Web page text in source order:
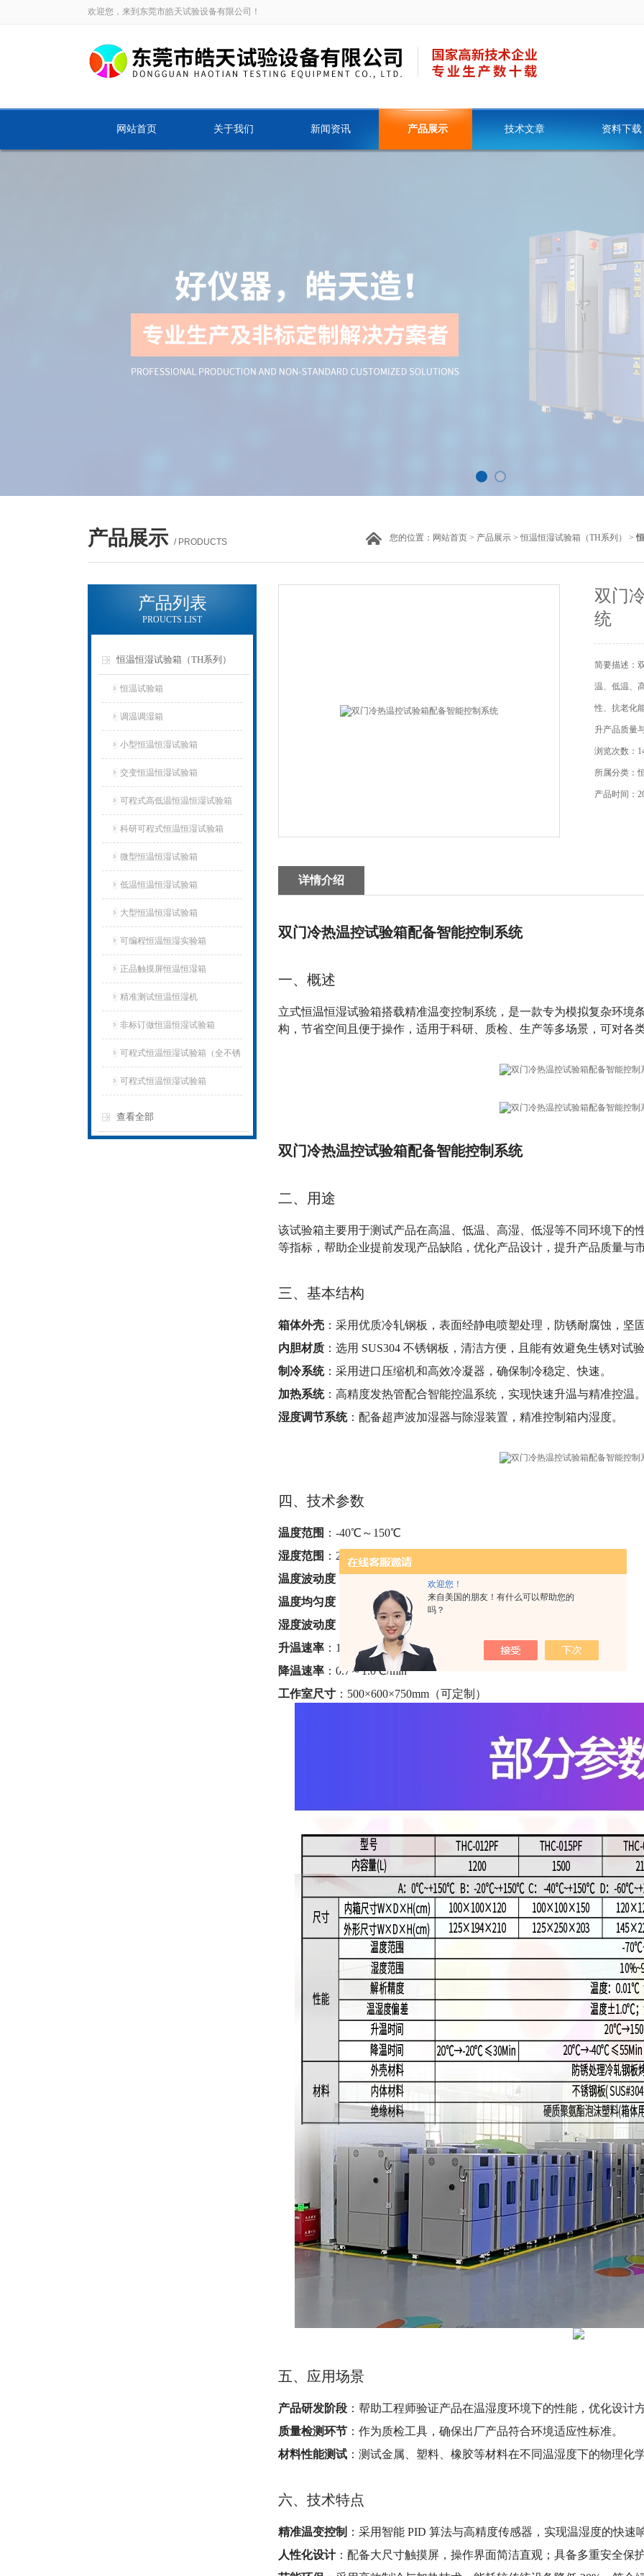
欢迎您！
来自美国的朋友！有什么可以帮助您的
吗？
欢迎您，来到东莞市皓天试验设备有限公司！
网站首页 关于我们 新闻资讯 产品展示 技术文章 资料下载
产品展示 / PRODUCTS 您的位置： 网站首页 > 产品展示 >恒温恒湿试验箱（TH系列） >
产品列表
PROUCTS LIST
恒温恒湿试验箱（TH系列）
恒温试验箱
调温调湿箱
小型恒温恒湿试验箱
交变恒温恒湿试验箱
可程式高低温恒温恒湿试验箱
科研可程式恒温恒湿试验箱
微型恒温恒湿试验箱
低温恒温恒湿试验箱
大型恒温恒湿试验箱
可编程恒温恒湿实验箱
正品触摸屏恒温恒湿箱
精准测试恒温恒湿机
非标订做恒温恒湿试验箱
可程式恒温恒湿试验箱（全不锈
钢）
可程式恒温恒湿试验箱
查看全部
双门
统
简要描述：
温、低温、
性、抗老化
升产品质量
浏览次数：
所属分类：
产品时间：
详情介绍
双门冷热温控试验箱配备智能控制系统
一、概述
立式恒温恒湿试验箱搭载精准温变控制系统，是一款专为模拟复杂环境
构，节省空间且便于操作，适用于科研、质检、生产等多场景，可对各
双门冷热温控试验箱配备智能控制系统
二、用途
该试验箱主要用于测试产品在高温、低温、高湿、低湿等不同环境下的
等指标，帮助企业提前发现产品缺陷，优化产品设计，提升产品质量与
三、基本结构
箱体外壳 ：采用优质冷轧钢板，表面经静电喷塑处理，防锈耐腐蚀，坚固
内胆材质 ：选用 SUS304 不锈钢板，清洁方便，且能有效避免生锈对试
制冷系统：采用进口压缩机和高效冷凝器，确保制冷稳定、快速。
加热系统：高精度发热管配合智能控温系统，实现快速升温与精准控温。
湿度调节系统：配备超声波加湿器与除湿装置，精准控制箱内湿度。
四、技术参数
温度范围 ：-40℃～150℃
湿度范围 ：20%～98%RH
温度波动度
温度均匀度
湿度波动度 ：±2%RH
升温速率 ：1.0～3.0℃/min
降温速率 ：0.7～1.0℃/min
工作室尺寸 ：500×600×750mm（可定制）
五、应用场景
产品研发阶段 ：帮助工程师验证产品在温湿度环境下的性能，优化设计方
质量检测环节 ：作为质检工具，确保出厂产品符合环境适应性标准。
材料性能测试 ：测试金属、塑料、橡胶等材料在不同温湿度下的物理化学
六、技术特点
精准温变控制 ：采用智能 PID 算法与高精度传感器，实现温湿度的快速
人性化设计：配备大尺寸触摸屏，操作界面简洁直观；具备多重安全保